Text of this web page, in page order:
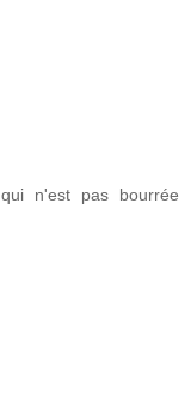
n'est pas bourrée